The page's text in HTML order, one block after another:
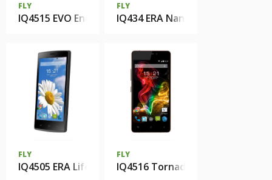
FLY
IQ4515 EVO Energy 1
FLY
IQ434 ERA Nano 5
FLY
IQ4505 ERA Life 7 Quad
FLY
IQ4516 Tornado Slim Octa